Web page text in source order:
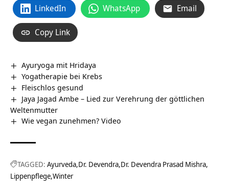
LinkedIn WhatsApp Email
Copy Link
Ayuryoga mit Hridaya
Yogatherapie bei Krebs
Fleischlos gesund
Jaya Jagad Ambe – Lied zur Verehrung der göttlichen
Weltenmutter
Wie vegan zunehmen? Video
TAGGED: Ayurveda Dr. Devendra Dr. Devendra Prasad Mishra
Lippenpflege Winter